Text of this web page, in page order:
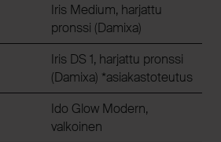
Iris Medium, harjattu
pronssi (Damixa)
Iris DS 1, harjattu pronssi
(Damixa) *asiakastoteutus
Ido Glow Modern,
valkoinen